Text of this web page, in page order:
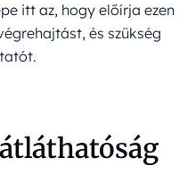
itt az, hogy előírja ezen
és szükség